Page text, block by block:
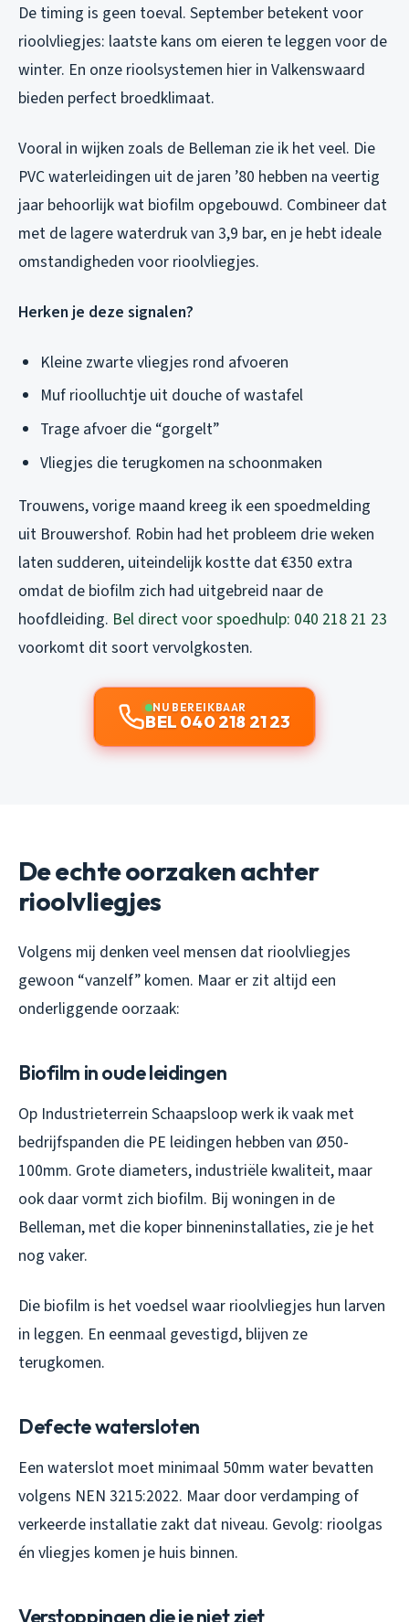
De timing is geen toeval. September betekent voor
rioolvliegjes: laatste kans om eieren te leggen voor de
winter. En onze rioolsystemen hier in Valkenswaard
bieden perfect broedklimaat.
Vooral in wijken zoals de Belleman zie ik het veel. Die
PVC waterleidingen uit de jaren ’80 hebben na veertig
jaar behoorlijk wat biofilm opgebouwd. Combineer dat
met de lagere waterdruk van 3,9 bar, en je hebt ideale
omstandigheden voor rioolvliegjes.
Herken je deze signalen?
Kleine zwarte vliegjes rond afvoeren
Muf rioolluchtje uit douche of wastafel
Trage afvoer die “gorgelt”
Vliegjes die terugkomen na schoonmaken
Trouwens, vorige maand kreeg ik een spoedmelding
uit Brouwershof. Robin had het probleem drie weken
laten sudderen, uiteindelijk kostte dat €350 extra
omdat de biofilm zich had uitgebreid naar de
hoofdleiding. Bel direct voor spoedhulp: 040 218 21 23
voorkomt dit soort vervolgkosten.
NU BEREIKBAAR
BEL 040 218 21 23
De echte oorzaken achter
rioolvliegjes
Volgens mij denken veel mensen dat rioolvliegjes
gewoon “vanzelf” komen. Maar er zit altijd een
onderliggende oorzaak:
Biofilm in oude leidingen
Op Industrieterrein Schaapsloop werk ik vaak met
bedrijfspanden die PE leidingen hebben van Ø50-
100mm. Grote diameters, industriële kwaliteit, maar
ook daar vormt zich biofilm. Bij woningen in de
Belleman, met die koper binneninstallaties, zie je het
nog vaker.
Die biofilm is het voedsel waar rioolvliegjes hun larven
in leggen. En eenmaal gevestigd, blijven ze
terugkomen.
Defecte watersloten
Een waterslot moet minimaal 50mm water bevatten
volgens NEN 3215:2022. Maar door verdamping of
verkeerde installatie zakt dat niveau. Gevolg: rioolgas
én vliegjes komen je huis binnen.
Verstoppingen die je niet ziet